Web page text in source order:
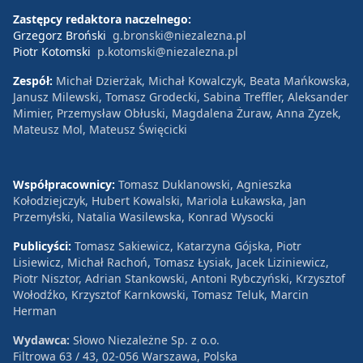
Zastępcy redaktora naczelnego:
Grzegorz Broński g.bronski@niezalezna.pl
Piotr Kotomski p.kotomski@niezalezna.pl
Zespół: Michał Dzierżak, Michał Kowalczyk, Beata Mańkowska,
Janusz Milewski, Tomasz Grodecki, Sabina Treffler, Aleksander
Mimier, Przemysław Obłuski, Magdalena Żuraw, Anna Zyzek,
Mateusz Mol, Mateusz Święcicki
Współpracownicy: Tomasz Duklanowski, Agnieszka
Kołodziejczyk, Hubert Kowalski, Mariola Łukawska, Jan
Przemyłski, Natalia Wasilewska, Konrad Wysocki
Publicyści: Tomasz Sakiewicz, Katarzyna Gójska, Piotr
Lisiewicz, Michał Rachoń, Tomasz Łysiak, Jacek Liziniewicz,
Piotr Nisztor, Adrian Stankowski, Antoni Rybczyński, Krzysztof
Wołodźko, Krzysztof Karnkowski, Tomasz Teluk, Marcin
Herman
Wydawca: Słowo Niezależne Sp. z o.o.
Filtrowa 63 / 43, 02-056 Warszawa, Polska